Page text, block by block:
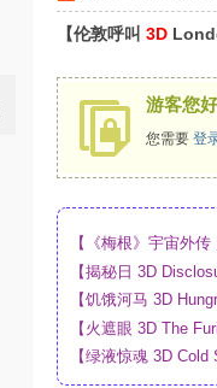
【伦敦呼叫 3D
游客您
您需要 登
【《梅根》宇宙外
_4K_高清蓝光压制_
【揭秘日 3D
网盘
【饥饿河马 3D
【火遮眼 3D The
【绿液惊魂 3D